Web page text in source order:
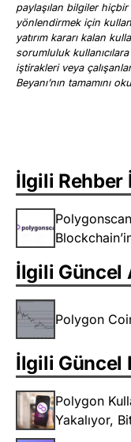
paylaşılan bilgiler hiçbir
yönlendirmek için
yatırım kararı kalan
sorumluluk
iştirakleri veya
Beyanı’nın tamamını
İlgili Rehber
İlgili Güncel
Polygon
İlgili Güncel
Polygon
Yakalıyor,